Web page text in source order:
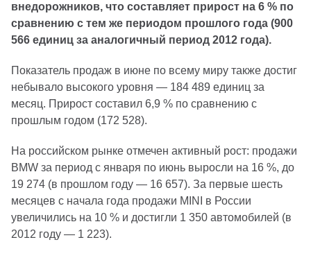
внедорожников, что составляет прирост на 6 % по
сравнению с тем же периодом прошлого года (900
566 единиц за аналогичный период 2012 года).
Показатель продаж в июне по всему миру также достиг
небывало высокого уровня — 184 489 единиц за
месяц. Прирост составил 6,9 % по сравнению с
прошлым годом (172 528).
На российском рынке отмечен активный рост: продажи
BMW за период с января по июнь выросли на 16 %, до
19 274 (в прошлом году — 16 657). За первые шесть
месяцев с начала года продажи MINI в России
увеличились на 10 % и достигли 1 350 автомобилей (в
2012 году — 1 223).